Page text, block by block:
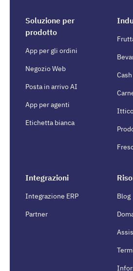
Soluzione per
prodotto
App per gli ordini
Negozio Web
Posta in arrivo AI
App per agenti
Etichetta bianca
Integrazioni
Integrazione ERP
Partner
Blog